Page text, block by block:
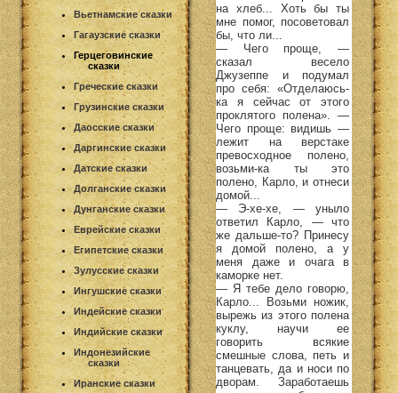
Вьетнамские сказки
Гагаузские сказки
Герцеговинские
сказки
Греческие сказки
Грузинские сказки
Даосские сказки
Даргинские сказки
Датские сказки
Долганские сказки
Дунганские сказки
Еврейские сказки
Египетские сказки
Зулусские сказки
Ингушские сказки
Индейские сказки
Индийские сказки
Индонезийские
сказки
Иранские сказки
на хлеб... Хоть бы ты
мне помог, посоветовал
бы, что ли...
— Чего проще, —
сказал весело
Джузеппе и подумал
про себя: «Отделаюсь-
ка я сейчас от этого
проклятого полена». —
Чего проще: видишь —
лежит на верстаке
превосходное полено,
возьми-ка ты это
полено, Карло, и отнеси
домой...
— Э-хе-хе, — уныло
ответил Карло, — что
же дальше-то? Принесу
я домой полено, а у
меня даже и очага в
каморке нет.
— Я тебе дело говорю,
Карло... Возьми ножик,
вырежь из этого полена
куклу, научи ее
говорить всякие
смешные слова, петь и
танцевать, да и носи по
дворам. Заработаешь